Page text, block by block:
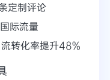
定制评论
际流量
转化率提升48%